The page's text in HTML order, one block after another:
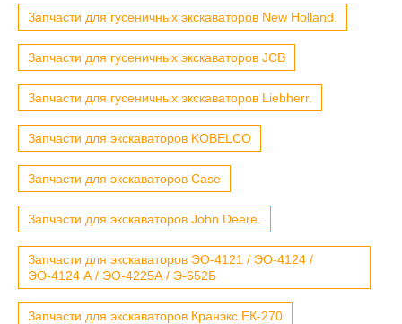
Запчасти для гусеничных экскаваторов New Holland.
Запчасти для гусеничных экскаваторов JCB
Запчасти для гусеничных экскаваторов Liebherr.
Запчасти для экскаваторов KOBELCO
Запчасти для экскаваторов Case
Запчасти для экскаваторов John Deere.
Запчасти для экскаваторов ЭО-4121 / ЭО-4124 /
ЭО-4124 А / ЭО-4225А / Э-652Б
Запчасти для экскаваторов Кранэкс ЕК-270